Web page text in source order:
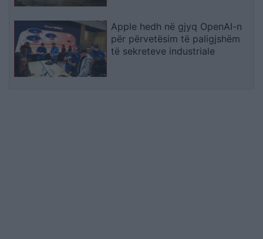
Apple hedh në gjyq OpenAI-n
për përvetësim të paligjshëm
të sekreteve industriale